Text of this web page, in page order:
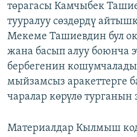
төрагасы Камчыбек
тууралуу сөздөрдү
Мекеме Ташиевдин бул
жана басып алуу боюнча
бербегенин
мыйзамсыз аракеттерге
чаралар көрүлө турганын
Материалдар Кылмыш